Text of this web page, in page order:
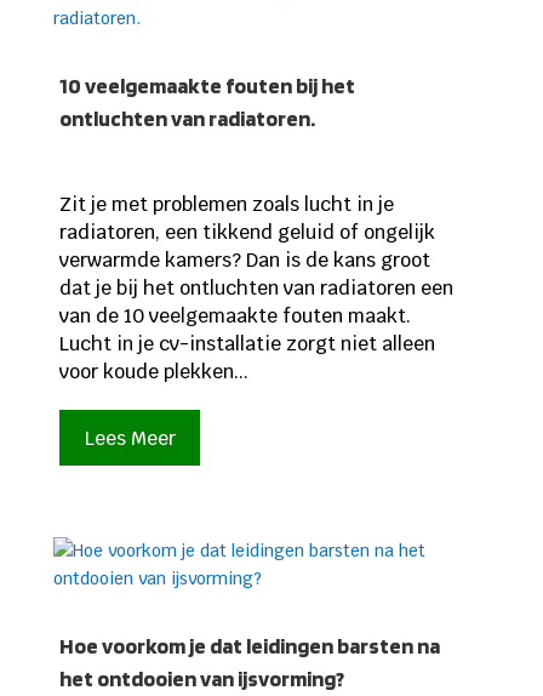
10 veelgemaakte fouten bij het
ontluchten van radiatoren.
Zit je met problemen zoals lucht in je
radiatoren, een tikkend geluid of ongelijk
verwarmde kamers? Dan is de kans groot
dat je bij het ontluchten van radiatoren een
van de 10 veelgemaakte fouten maakt.
Lucht in je cv-installatie zorgt niet alleen
voor koude plekken...
Lees Meer
Hoe voorkom je dat leidingen barsten na
het ontdooien van ijsvorming?